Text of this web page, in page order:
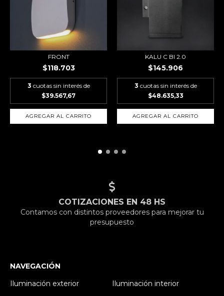
FRONT
$118.703
3 cuotas sin interés de
$39.567,67
AGREGAR AL CARRITO
KALU C BI 2.0
$145.906
3 cuotas sin interés de
$48.635,33
AGREGAR AL CARRITO
COTIZACIONES EN 48 HS
Contamos con distintos proveedores para mejorar tu
presupuesto
NAVEGACIÓN
Iluminación exterior
Iluminación interior